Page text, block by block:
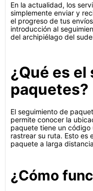
En la actualidad, los
simplemente enviar y
el progreso de tus
introducción al
del archipiélago del
¿Qué es
paquetes?
El seguimiento de
permite conocer la
paquete tiene un
rastrear su ruta. Esto es
paquete a larga
¿Cómo